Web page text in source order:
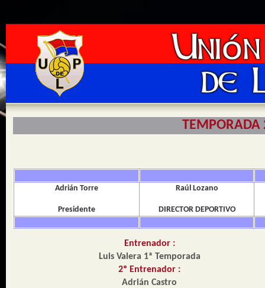
Adrián Torre
Presidente
Raúl Lozano
DIRECTOR DEPORTIVO
Entrenador :
Luis Valera 1ª Temporada
2º Entrenador :
Adrián Castro